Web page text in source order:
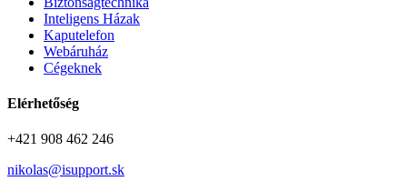
Inteligens Házak
Kaputelefon
Webáruház
Cégeknek
Elérhetőség
+421 908 462 246
nikolas@isupport.sk